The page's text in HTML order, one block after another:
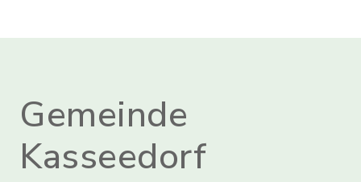
Gemeinde
Kasseedorf